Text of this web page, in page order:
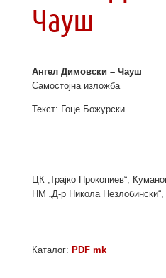
Чауш
Ангел Димовски – Чауш
Самостојна изложба
Текст: Гоце Божурски
ЦК „Трајко Прокопиев“,
НМ „Д-р Никола
Каталог: PDF mk